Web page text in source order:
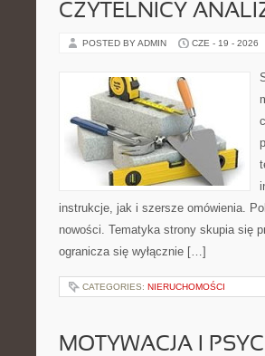
CZYTELNICY
POSTED BY ADMIN CZE - 19 - 2026
instrukcje, jak i szersze omówienia.
nowości. Tematyka strony skupia się
ogranicza się wyłącznie […]
CATEGORIES: NIERUCHOMOŚCI
MOTYWACJA I